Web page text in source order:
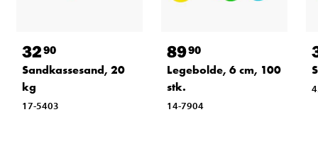
3290
Sandkassesand, 20
kg
17-5403
8990
Legebolde, 6 cm, 100
stk.
14-7904